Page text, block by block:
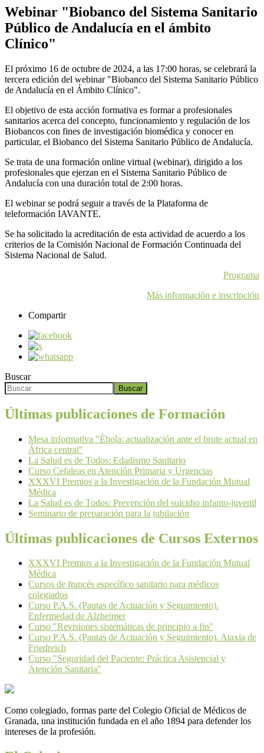
Webinar "Biobanco del Sistema Sanitario
Público de Andalucía en el ámbito
Clínico"
El próximo 16 de octubre de 2024, a las 17:00 horas, se celebrará la
tercera edición del webinar "Biobanco del Sistema Sanitario Público
de Andalucía en el Ámbito Clínico".
El objetivo de esta acción formativa es formar a profesionales
sanitarios acerca del concepto, funcionamiento y regulación de los
Biobancos con fines de investigación biomédica y conocer en
particular, el Biobanco del Sistema Sanitario Público de Andalucía.
Se trata de una formación online virtual (webinar), dirigido a los
profesionales que ejerzan en el Sistema Sanitario Público de
Andalucía con una duración total de 2:00 horas.
El webinar se podrá seguir a través de la Plataforma de
teleformación IAVANTE.
Se ha solicitado la acreditación de esta actividad de acuerdo a los
criterios de la Comisión Nacional de Formación Continuada del
Sistema Nacional de Salud.
Programa
Más información e inscripción
Compartir
Buscar
Buscar
Últimas publicaciones de Formación
Mesa informativa "Ébola: actualización ante el brote actual en
África central"
La Salud es de Todos: Edadismo Sanitario
Curso Cefaleas en Atención Primaria y Urgencias
XXXVI Premios a la Investigación de la Fundación Mutual
Médica
La Salud es de Todos: Prevención del suicidio infanto-juvenil
Seminario de preparación para la jubilación
Últimas publicaciones de Cursos Externos
XXXVI Premios a la Investigación de la Fundación Mutual
Médica
Cursos de francés específico sanitario para médicos
colegiados
Curso P.A.S. (Pautas de Actuación y Seguimiento).
Enfermedad de Alzheimer
Curso "Revisiones sistemáticas de principio a fin"
Curso P.A.S. (Pautas de Actuación y Seguimiento). Ataxia de
Friedreich
Curso "Seguridad del Paciente: Práctica Asistencial y
Atención Sanitaria"
Como colegiado, formas parte del Colegio Oficial de Médicos de
Granada, una institución fundada en el año 1894 para defender los
intereses de la profesión.